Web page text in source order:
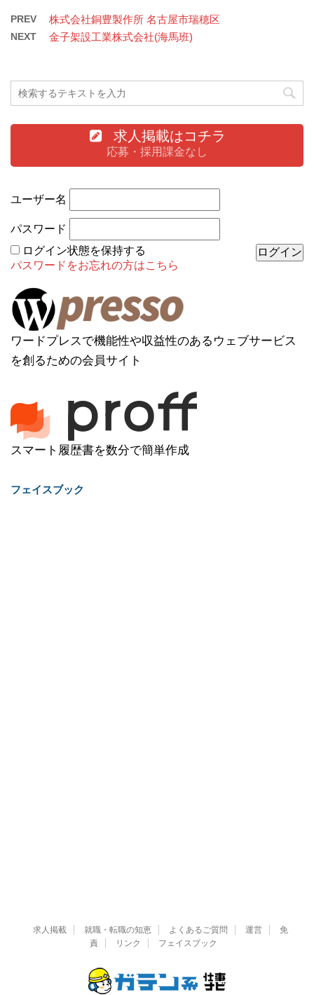
PREV 株式会社銅豊製作所 名古屋市瑞穂区
NEXT 金子架設工業株式会社(海馬班)
求人掲載はコチラ
応募・採用課金なし
ユーザー名
パスワード
ログイン状態を保持する
パスワードをお忘れの方はこちら
ワードプレスで機能性や収益性のあるウェブサービス
を創るための会員サイト
スマート履歴書を数分で簡単作成
フェイスブック
求人掲載 就職・転職の知恵 よくあるご質問 運営
免
責
リンク フェイスブック